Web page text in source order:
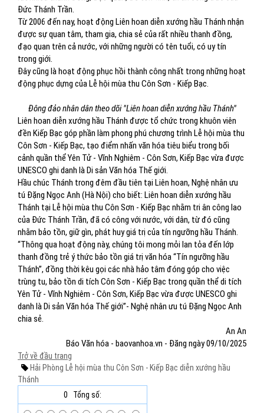
Đức Thánh Trần.
Từ 2006 đến nay, hoạt động Liên hoan diễn xướng hầu Thánh nhận
được sự quan tâm, tham gia, chia sẻ của rất nhiều thanh đồng,
đạo quan trên cả nước, với những người có tên tuổi, có uy tín
trong giới.
Đây cũng là hoạt động phục hồi thành công nhất trong những hoạt
động phục dựng của Lễ hội mùa thu Côn Sơn - Kiếp Bạc.
Đông đảo nhân dân theo dõi "Liên hoan diễn xướng hầu Thánh"
Liên hoan diễn xướng hầu Thánh được tổ chức trong khuôn viên
đền Kiếp Bạc góp phần làm phong phú chương trình Lễ hội mùa thu
Côn Sơn - Kiếp Bạc, tạo điểm nhấn văn hóa tiêu biểu trong bối
cảnh quần thể Yên Tử - Vĩnh Nghiêm - Côn Sơn, Kiếp Bạc vừa được
UNESCO ghi danh là Di sản Văn hóa Thế giới.
Hầu chúc Thánh trong đêm đầu tiên tại Liên hoan, Nghệ nhân ưu
tú Đặng Ngọc Anh (Hà Nội) cho biết: Liên hoan diễn xướng hầu
Thánh tại Lễ hội mùa thu Côn Sơn - Kiếp Bạc nhằm tri ân công lao
của Đức Thánh Trần, đã có công với nước, với dân, từ đó cũng
nhằm bảo tồn, giữ gìn, phát huy giá trị của tín ngưỡng hầu Thánh.
“Thông qua hoạt động này, chúng tôi mong mỏi lan tỏa đến lớp
thanh đồng trẻ ý thức bảo tồn giá trị văn hóa “Tín ngưỡng hầu
Thánh”, đồng thời kêu gọi các nhà hảo tâm đóng góp cho việc
trùng tu, bảo tồn di tích Côn Sơn - Kiếp Bạc trong quần thể di tích
Yên Tử - Vĩnh Nghiêm - Côn Sơn, Kiếp Bạc vừa được UNESCO ghi
danh là Di sản Văn hóa Thế giới”- Nghệ nhân ưu tú Đặng Ngọc Anh
chia sẻ.
An An
Báo Văn hóa - baovanhoa.vn - Đăng ngày 09/10/2025
Trở về đầu trang
Hải Phòng Lễ hội mùa thu Côn Sơn - Kiếp Bạc diễn xướng hầu
Thánh
0
Tổng số: